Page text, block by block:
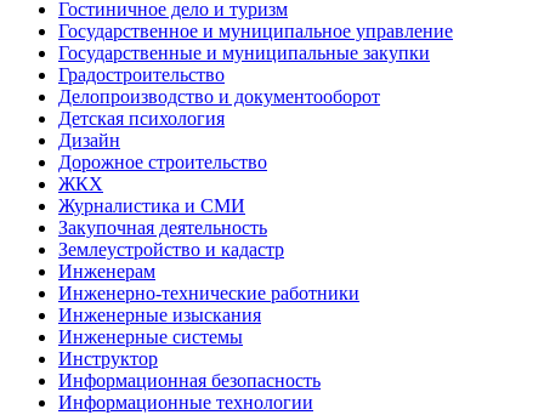
Гостиничное дело и туризм
Государственное и муниципальное управление
Государственные и муниципальные закупки
Градостроительство
Делопроизводство и документооборот
Детская психология
Дизайн
Дорожное строительство
ЖКХ
Журналистика и СМИ
Закупочная деятельность
Землеустройство и кадастр
Инженерам
Инженерно-технические работники
Инженерные изыскания
Инженерные системы
Инструктор
Информационная безопасность
Информационные технологии